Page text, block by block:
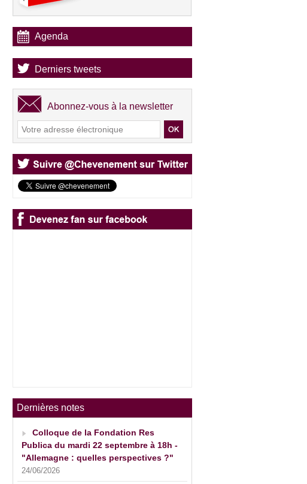
Agenda
Derniers tweets
Abonnez-vous à la newsletter
Dernières notes
Colloque de la Fondation Res
Publica du mardi 22 septembre à 18h -
"Allemagne : quelles perspectives ?"
24/06/2026